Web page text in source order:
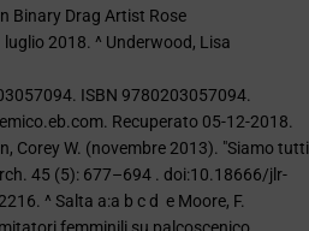
Binary Drag Artist Rose
2018. ^ Underwood, Lisa
ISBN 9780203057094.
Recuperato 05-12-2018.
Corey W. (novembre 2013). "Siamo tutti
45 (5): 677–694 . doi:10.18666/jlr-
^ Salta a:a b c d e Moore, F.